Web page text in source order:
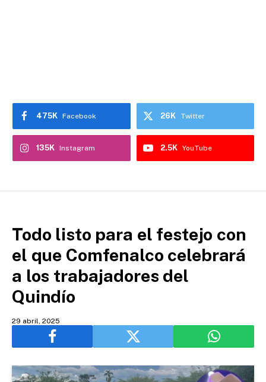
Facebook
475K Twitter
26K
Instagram
135K YouTube
2.5K
Todo listo para el festejo con
el que Comfenalco celebrará
a los trabajadores del
Quindío
29 abril, 2025